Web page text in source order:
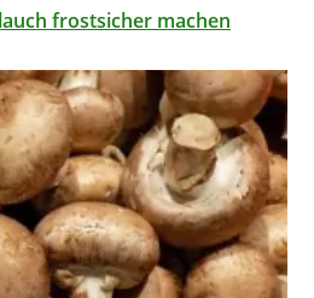
frostsicher machen